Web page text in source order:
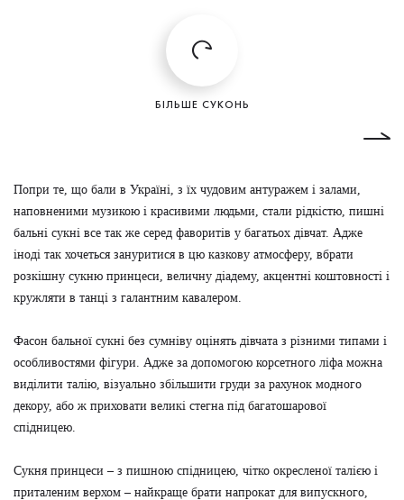
БІЛЬШЕ СУКОНЬ
Попри те, що бали в Україні, з їх чудовим антуражем і залами,
наповненими музикою і красивими людьми, стали рідкістю, пишні
бальні сукні все так же серед фаворитів у багатьох дівчат. Адже
іноді так хочеться зануритися в цю казкову атмосферу, вбрати
розкішну сукню принцеси, величну діадему, акцентні коштовності і
кружляти в танці з галантним кавалером.
Фасон бальної сукні без сумніву оцінять дівчата з різними типами і
особливостями фігури. Адже за допомогою корсетного ліфа можна
виділити талію, візуально збільшити груди за рахунок модного
декору, або ж приховати великі стегна під багатошарової
спідницею.
Сукня принцеси – з пишною спідницею, чітко окресленої талією і
приталеним верхом – найкраще брати напрокат для випускного,